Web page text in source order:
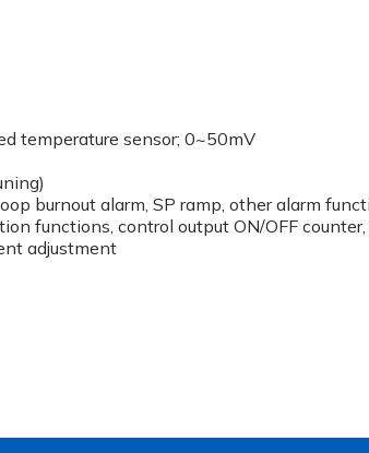
temperature sensor; 0~50mV
burnout alarm, SP ramp, other alarm
functions, control output ON/OFF
adjustment